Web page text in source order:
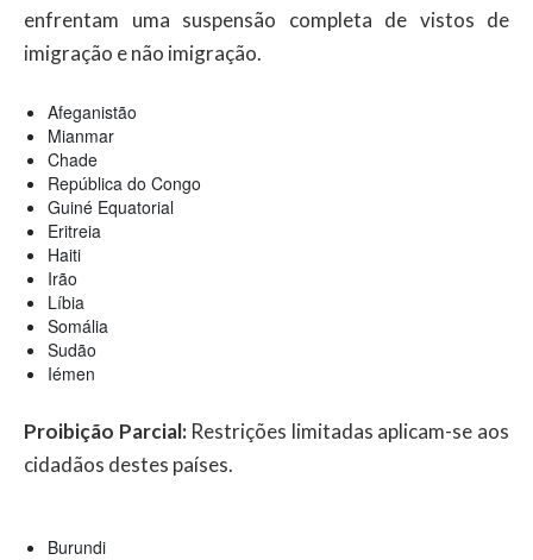
enfrentam uma suspensão completa de vistos de
imigração e não imigração.
Afeganistão
Mianmar
Chade
República do Congo
Guiné Equatorial
Eritreia
Haiti
Irão
Líbia
Somália
Sudão
Iémen
Proibição Parcial:Restrições limitadas aplicam-se aos
cidadãos destes países.
Burundi